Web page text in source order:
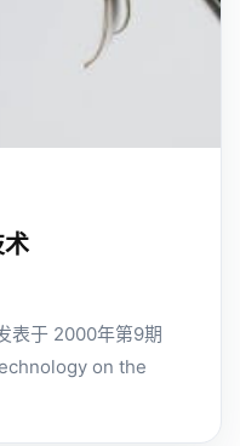
术
表于 2000年第9期
on the